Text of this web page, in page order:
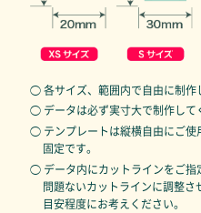
◯ 各サイズ、範囲内で自由に制作
◯ データは必ず実寸大で制作して
◯ テンプレートは縦横自由にご使
固定です。
◯ データ内にカットラインをご指
問題ないカットラインに調整
目安程度にお考えください。